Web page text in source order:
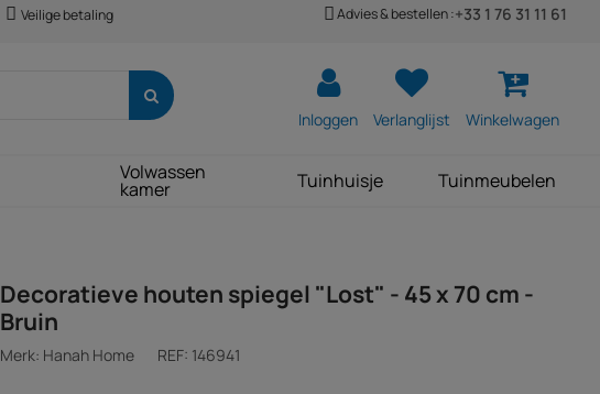
Veilige betaling Advies & bestellen :+33 1 76 31 11 61
Inloggen Verlanglijst Winkelwagen
Volwassen
kamer Tuinhuisje Tuinmeubelen
Decoratieve houten spiegel "Lost" - 45 x 70 cm -
Bruin
Merk: Hanah Home REF: 146941